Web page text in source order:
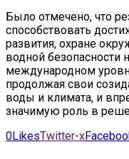
Было отмечено, что
способствовать
развития, охране
водной безопасности
международном
продолжая свои
воды и климата, и
значимую роль в
0LikesTwitter-x